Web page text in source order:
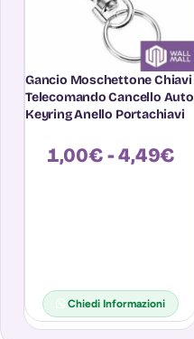
Gancio Moschettone Chiavi
Telecomando Cancello Auto
Keyring Anello Portachiavi
1,00€-4,49€
Chiedi Informazioni